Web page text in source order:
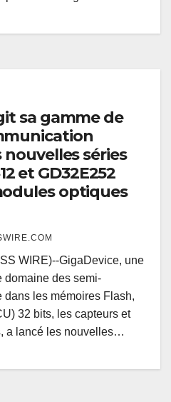
sa gamme de
séries
et GD32E252
optiques
WIRE)--GigaDevice, une
domaine des semi-
les mémoires Flash,
32 bits, les capteurs et
a lancé les nouvelles…